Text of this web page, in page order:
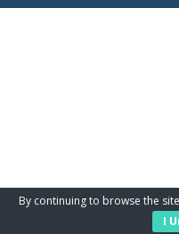
By continuing to browse the
I